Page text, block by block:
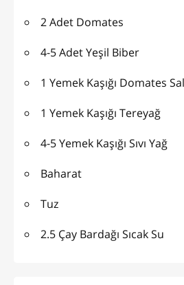
2 Adet Domates
4-5 Adet Yeşil Biber
1 Yemek Kaşığı Domates
1 Yemek Kaşığı Tereyağ
4-5 Yemek Kaşığı Sıvı Yağ
Baharat
Tuz
2.5 Çay Bardağı Sıcak Su